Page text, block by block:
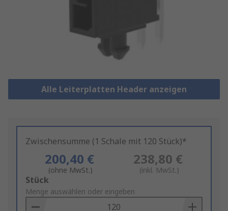
Alle Leiterplatten Header anzeigen
Zwischensumme (1 Schale mit 120 Stück)*
200,40 €
(ohne MwSt.)
238,80 €
(inkl. MwSt.)
Add
to
Basket
Stück
Menge auswählen oder eingeben